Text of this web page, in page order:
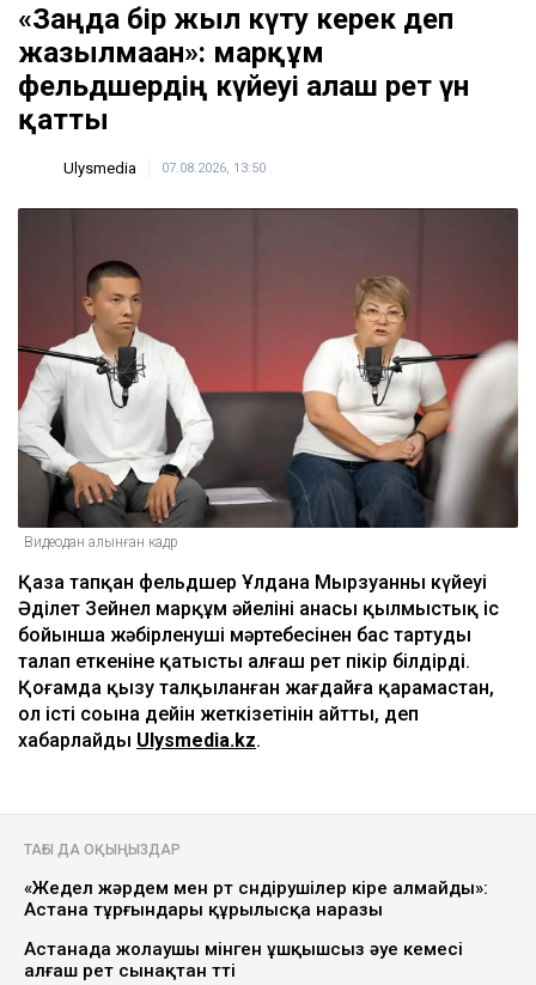
«Заңда бір жыл күту керек деп
жазылмаған»: марқұм
фельдшердің күйеуі алғаш рет үн
қатты
Ulysmedia 07.08.2026, 13:50
Видеодан алынған кадр
Қаза тапқан фельдшер Ұлдана Мырзуанның күйеуі
Әділет Зейнел марқұм әйелінің анасы қылмыстық іс
бойынша жәбірленуші мәртебесінен бас тартуды
талап еткеніне қатысты алғаш рет пікір білдірді.
Қоғамда қызу талқыланған жағдайға қарамастан,
ол істі соңына дейін жеткізетінін айтты, деп
хабарлайды Ulysmedia.kz.
ТАҒЫ ДА ОҚЫҢЫЗДАР
«Жедел жәрдем мен өрт сөндірушілер кіре алмайды»:
Астана тұрғындары құрылысқа наразы
Астанада жолаушы мінген ұшқышсыз әуе кемесі
алғаш рет сынақтан өтті